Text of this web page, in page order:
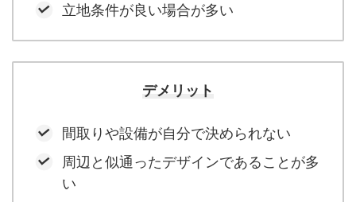
立地条件が良い場合が多い
デメリット
間取りや設備が自分で決められない
周辺と似通ったデザインであることが多
い